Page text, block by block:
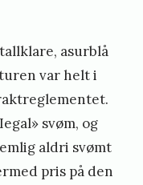
asurblå
var helt i
svøm, og
aldri svømt
pris på den